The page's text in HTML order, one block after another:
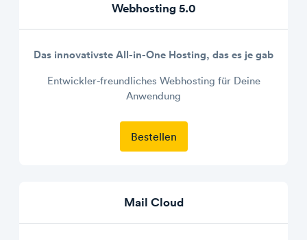
Webhosting 5.0
Das innovativste All-in-One Hosting, das es je gab
Entwickler-freundliches Webhosting für Deine
Anwendung
Bestellen
Mail Cloud